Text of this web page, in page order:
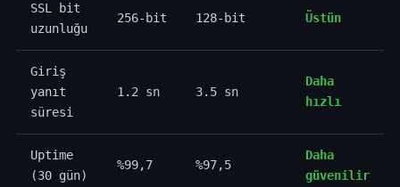
SSL bit
uzunluğu
256-bit 128-bit Üstün
Giriş
yanıt
süresi
1.2 sn 3.5 sn
Daha
hızlı
Uptime
(30 gün)
%99,7 %97,5
Daha
güvenilir